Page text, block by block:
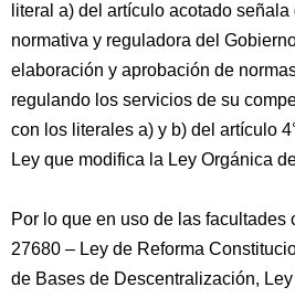
literal a) del artículo acotado
normativa y reguladora del
elaboración y aprobación de
regulando los servicios de su
con los literales a) y b) del artículo
Ley que modifica la Ley Orgánica
Por lo que en uso de las facultades
27680 – Ley de Reforma
de Bases de Descentralización,